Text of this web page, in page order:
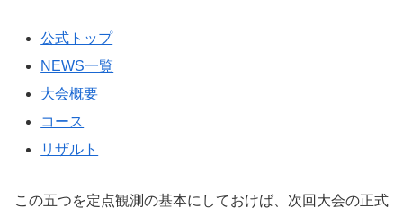
公式トップ
NEWS一覧
大会概要
コース
リザルト
この五つを定点観測の基本にしておけば、次回大会の正式